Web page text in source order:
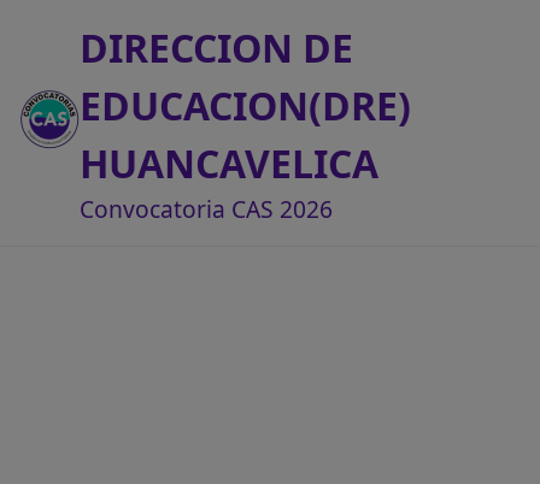
DIRECCION DE
EDUCACION(DRE)
HUANCAVELICA
Convocatoria CAS 2026